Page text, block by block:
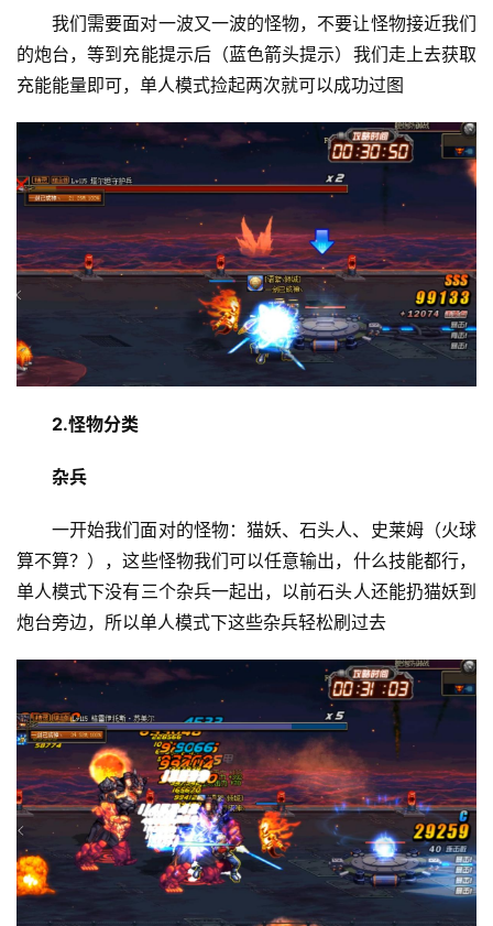
我们需要面对一波又一波的怪物，不要让怪物接近我们
的炮台，等到充能提示后（蓝色箭头提示）我们走上去获取
充能能量即可，单人模式捡起两次就可以成功过图
2.怪物分类
杂兵
一开始我们面对的怪物：猫妖、石头人、史莱姆（火球
算不算？），这些怪物我们可以任意输出，什么技能都行，
单人模式下没有三个杂兵一起出，以前石头人还能扔猫妖到
炮台旁边，所以单人模式下这些杂兵轻松刷过去